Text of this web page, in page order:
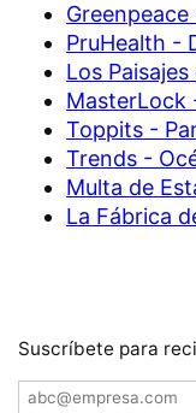
PruHealth -
Los
MasterLock
Toppits -
Trends -
Multa de
La Fábrica
Suscríbete para